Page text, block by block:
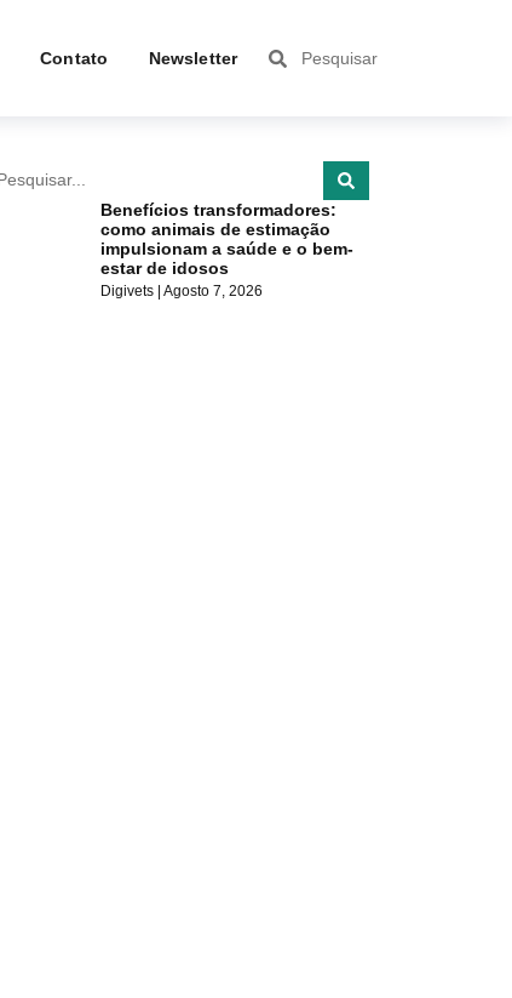
Contato Newsletter
Benefícios transformadores:
como animais de estimação
impulsionam a saúde e o bem-
estar de idosos
Digivets Agosto 7, 2026